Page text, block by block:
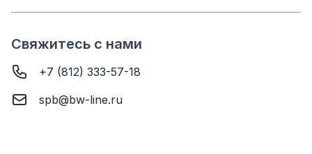
Свяжитесь с нами
+7 (812) 333-57-18
spb@bw-line.ru